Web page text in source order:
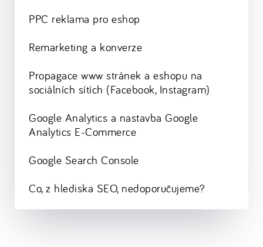
PPC reklama pro eshop
Remarketing a konverze
Propagace www stránek a eshopu na
sociálních sítích (Facebook, Instagram)
Google Analytics a nastavba Google
Analytics E-Commerce
Google Search Console
Co, z hlediska SEO, nedoporučujeme?